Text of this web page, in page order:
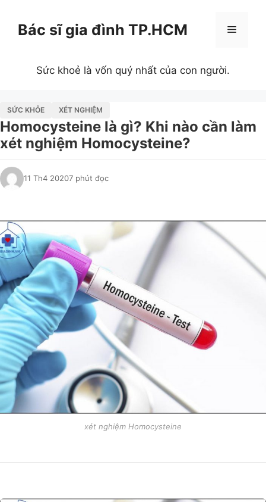
Bác sĩ gia đình TP.HCM Menu
Sức khoẻ là vốn quý nhất của con người.
SỨC KHỎE XÉT NGHIỆM
Homocysteine là gì? Khi nào cần làm
xét nghiệm Homocysteine?
11 Th4 20207 phút đọc
xét nghiệm Homocysteine